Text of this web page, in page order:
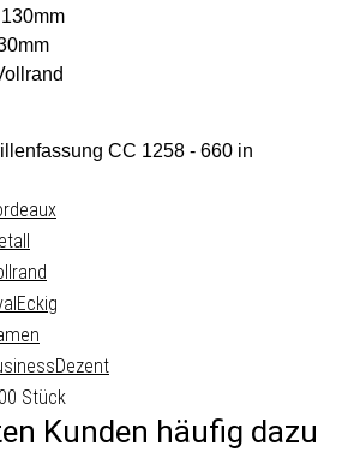
CC 1258 - 660 in
Eckig
Dezent
Stück
Kunden häufig dazu